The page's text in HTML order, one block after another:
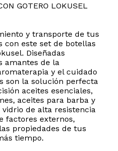
GOTERO LOKUSEL
y transporte de tus
con este set de botellas
Diseñadas
amantes de la
y el cuidado
son la solución perfecta
aceites esenciales,
aceites para barba y
de alta resistencia
factores externos,
propiedades de tus
tiempo.